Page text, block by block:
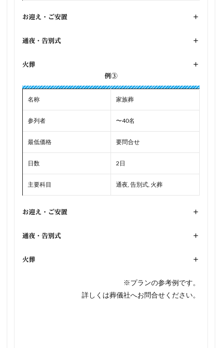
お迎え・ご安置 +
通夜・告別式 +
火葬
+
例③
名称 家族葬
参列者 〜40名
最低価格 要問合せ
日数 2日
主要科目 通夜, 告別式, 火葬
お迎え・ご安置 +
通夜・告別式 +
火葬 +
※プランの参考例です。
詳しくは葬儀社へお問合せください。